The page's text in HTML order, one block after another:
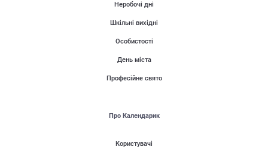
Неробочі дні
Шкільні вихідні
Особистості
День міста
Професійне свято
Про Календарик
Користувачі